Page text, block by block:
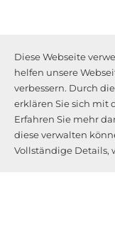
Diese Webseite
helfen unsere
verbessern. Durch
erklären Sie sich mit
Erfahren Sie mehr
diese verwalten
Vollständige Details,